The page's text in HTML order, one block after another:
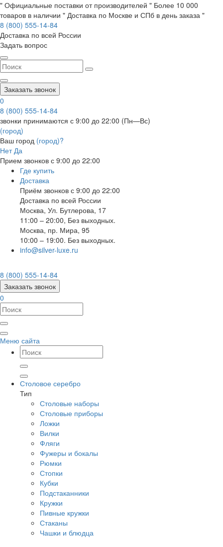
" Официальные поставки от производителей " Более 10 000
товаров в наличии " Доставка по Москве и СПб в день заказа "
8 (800) 555-14-84
Доставка по всей России
Задать вопрос
Заказать звонок
0
8 (800) 555-14-84
звонки принимаются с 9:00 до 22:00 (Пн—Вс)
(город)
Ваш город (город)?
Нет Да
Прием звонков с 9:00 до 22:00
Где купить
Доставка
Приём звонков с 9:00 до 22:00
Доставка по всей России
Москва, Ул. Бутлерова, 17
11:00 – 20:00, Без выходных.
Москва, пр. Мира, 95
10:00 – 19:00. Без выходных.
info@silver-luxe.ru
8 (800) 555-14-84
Заказать звонок
0
Меню сайта
Столовое серебро
Тип
Столовые наборы
Столовые приборы
Ложки
Вилки
Фляги
Фужеры и бокалы
Рюмки
Стопки
Кубки
Подстаканники
Кружки
Пивные кружки
Стаканы
Чашки и блюдца